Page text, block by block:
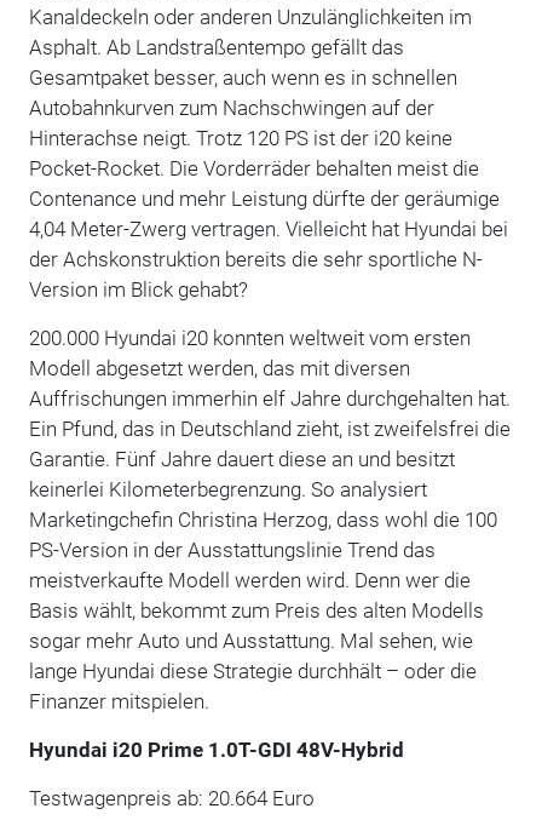
Kanaldeckeln oder anderen Unzulänglichkeiten im
Asphalt. Ab Landstraßentempo gefällt das
Gesamtpaket besser, auch wenn es in schnellen
Autobahnkurven zum Nachschwingen auf der
Hinterachse neigt. Trotz 120 PS ist der i20 keine
Pocket-Rocket. Die Vorderräder behalten meist die
Contenance und mehr Leistung dürfte der geräumige
4,04 Meter-Zwerg vertragen. Vielleicht hat Hyundai bei
der Achskonstruktion bereits die sehr sportliche N-
Version im Blick gehabt?
200.000 Hyundai i20 konnten weltweit vom ersten
Modell abgesetzt werden, das mit diversen
Auffrischungen immerhin elf Jahre durchgehalten hat.
Ein Pfund, das in Deutschland zieht, ist zweifelsfrei die
Garantie. Fünf Jahre dauert diese an und besitzt
keinerlei Kilometerbegrenzung. So analysiert
Marketingchefin Christina Herzog, dass wohl die 100
PS-Version in der Ausstattungslinie Trend das
meistverkaufte Modell werden wird. Denn wer die
Basis wählt, bekommt zum Preis des alten Modells
sogar mehr Auto und Ausstattung. Mal sehen, wie
lange Hyundai diese Strategie durchhält – oder die
Finanzer mitspielen.
Hyundai i20 Prime 1.0T-GDI 48V-Hybrid
Testwagenpreis ab: 20.664 Euro